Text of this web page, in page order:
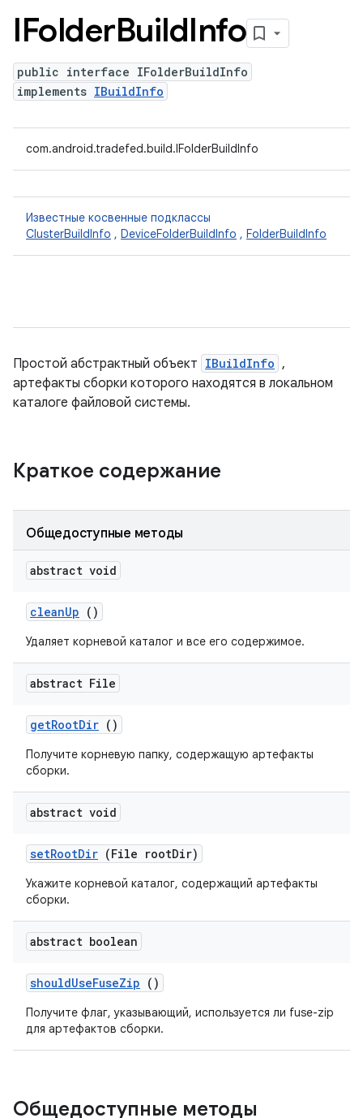
IFolderBuildInfo
public interface IFolderBuildInfo
implements IBuildInfo
com.android.tradefed.build.IFolderBuildInfo
Известные косвенные подклассы
ClusterBuildInfo , DeviceFolderBuildInfo , FolderBuildInfo
Простой абстрактный объект IBuildInfo ,
артефакты сборки которого находятся в локальном
каталоге файловой системы.
Краткое содержание
Общедоступные методы
abstract void
cleanUp ()
Удаляет корневой каталог и все его содержимое.
abstract File
getRootDir ()
Получите корневую папку, содержащую артефакты
сборки.
abstract void
setRootDir (File rootDir)
Укажите корневой каталог, содержащий артефакты
сборки.
abstract boolean
shouldUseFuseZip ()
Получите флаг, указывающий, используется ли fuse-zip
для артефактов сборки.
Общедоступные методы